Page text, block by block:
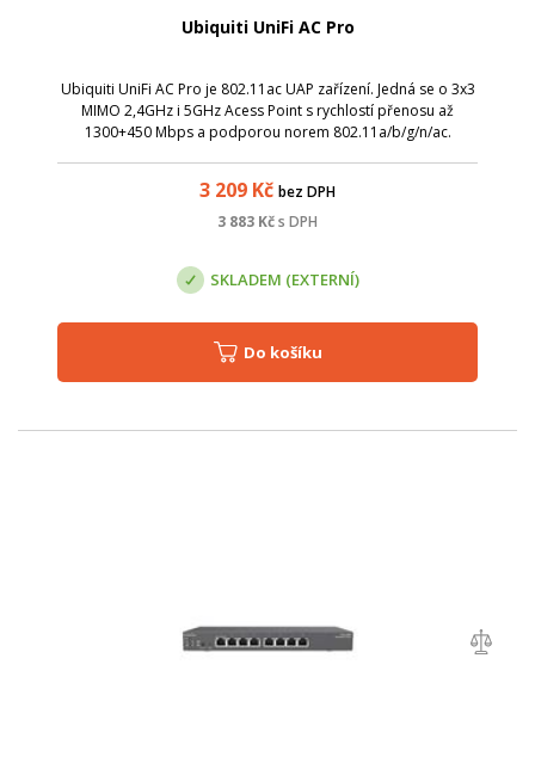
Ubiquiti UniFi AC Pro
Ubiquiti UniFi AC Pro je 802.11ac UAP zařízení. Jedná se o 3x3
MIMO 2,4GHz i 5GHz Acess Point s rychlostí přenosu až
1300+450 Mbps a podporou norem 802.11a/b/g/n/ac.
3 209 Kč bez DPH
3 883 Kčs DPH
SKLADEM (EXTERNÍ)
Do košíku